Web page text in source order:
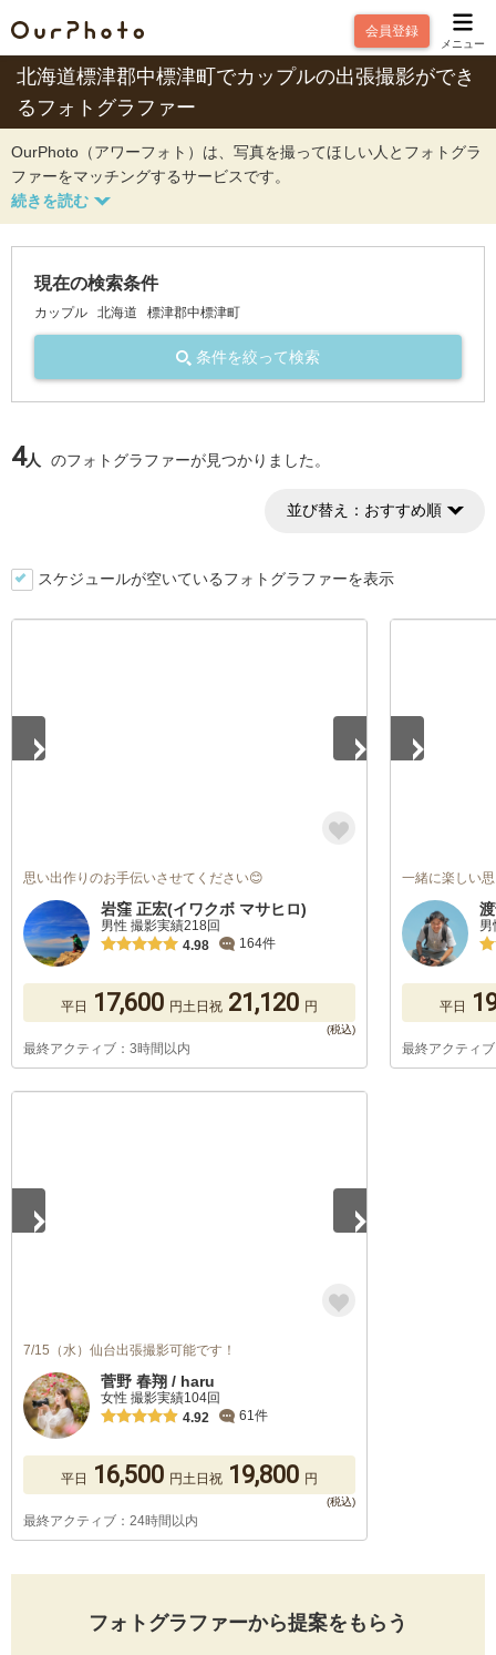
会員登録
メニュー
北海道標津郡中標津町でカップルの出張撮影ができ
るフォトグラファー
OurPhoto（アワーフォト）は、写真を撮ってほしい人とフォトグラ
ファーをマッチングするサービスです。
現在の検索条件
カップル 北海道 標津郡中標津町
条件を絞って検索
4人 のフォトグラファーが見つかりました。
並び替え： おすすめ順
スケジュールが空いているフォトグラファーを表示
思い出作りのお手伝いさせてください😊
岩窪 正宏(イワクボ マサヒロ)
男性 撮影実績218回
4.98
164件
平日 17,600 円土日祝 21,120 円
最終アクティブ：3時間以内
一緒に楽しい
平日
最終アクティ
7/15（水）仙台出張撮影可能です！
菅野 春翔 / haru
女性 撮影実績104回
4.92
61件
平日 16,500 円土日祝 19,800 円
最終アクティブ：24時間以内
フォトグラファーから提案をもらう